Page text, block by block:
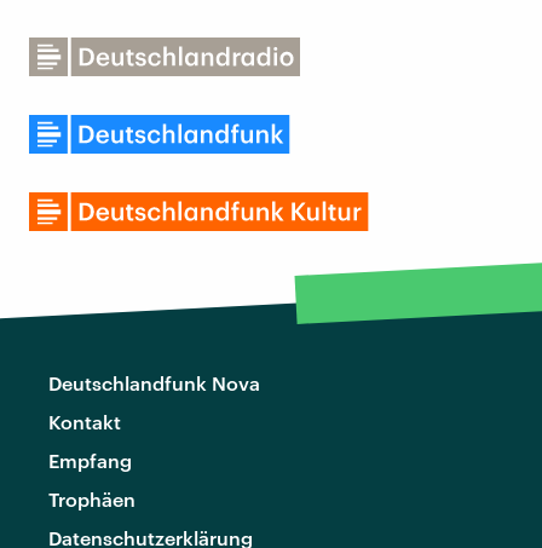
Deutschlandfunk Nova
Kontakt
Empfang
Trophäen
Datenschutzerklärung